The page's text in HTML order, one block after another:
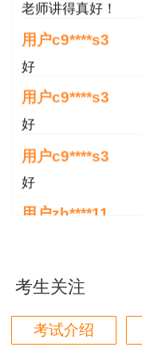
技师职业资格或职
满4年的，可申报
特级技师技能等级
可申报评审相应系
美术、文物博物、
校教师等系列助理
加与现岗位相对应
取得助理级职称后
报技师职业技能评
年，或取得中级职
老师讲得真好！
用户c9****s3
好
用户c9****s3
好
用户c9****s3
好
用户zh****11
用户zh****87
贾老师讲的太好了
考生关注
考试介绍